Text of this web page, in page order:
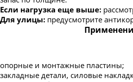
Полоса горячекатаная 100х10
Полоса горячекатаная 100х12
Полоса горячекатаная 120х6
Полоса горячекатаная 120х10
Если нагрузка еще выше:
Для улицы: предусмотрите
опорные и монтажные пластины;
закладные детали, силовые